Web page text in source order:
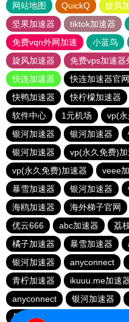
网站地图 QuickQ 旋风
坚果加速器
tiktok加速器
免费vqn外网加速
小蓝鸟
旋风加速器
免费vps加速器
快连加速器
快连加速器官
快鸭加速器
快柠檬加速器
软件中心
1元机场 vp(
银河加速器
银河加速器
银河加速器
vp(永久免费)加
vp(永久免费)加速器
veee
暴雪加速器
银河加速器
海鸥加速器
海外梯子官网
优云666
abc加速器 荔
橘子加速器
暴雪加速器
银河加速器
anyconnect
青柠加速器
ikuuu.me加速
anyconnect
银河加速器
暴雪加速器